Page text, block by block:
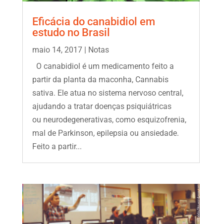
Eficácia do canabidiol em
estudo no Brasil
maio 14, 2017|
Notas
O canabidiol é um medicamento feito a
partir da planta da maconha, Cannabis
sativa. Ele atua no sistema nervoso central,
ajudando a tratar doenças psiquiátricas
ou neurodegenerativas, como esquizofrenia,
mal de Parkinson, epilepsia ou ansiedade.
Feito a partir...